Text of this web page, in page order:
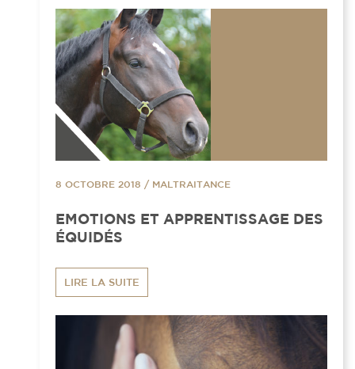
8 OCTOBRE 2018 / MALTRAITANCE
EMOTIONS ET APPRENTISSAGE DES
ÉQUIDÉS
LIRE LA SUITE